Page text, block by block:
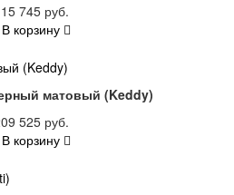
745 руб.
В корзину
матовый (Keddy)
525 руб.
В корзину